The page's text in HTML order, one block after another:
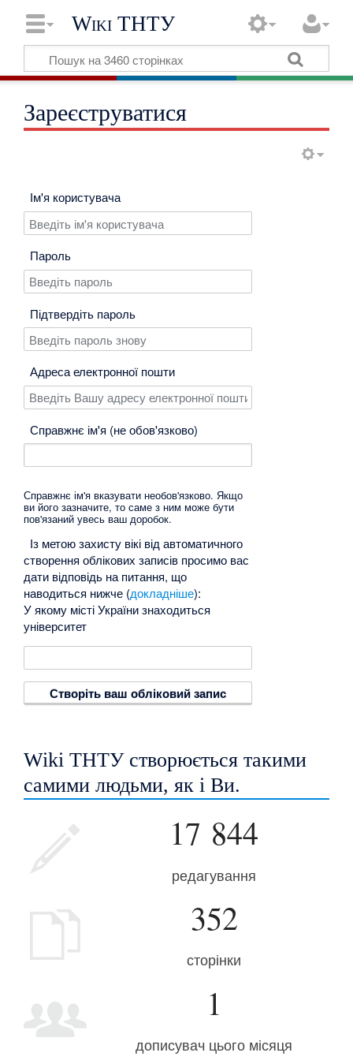
Wiki ТНТУ
Зареєструватися
Ім'я користувача
Пароль
Підтвердіть пароль
Адреса електронної пошти
Справжнє ім'я (не обов'язково)
Справжнє ім'я вказувати необов'язково. Якщо
ви його зазначите, то саме з ним може бути
пов'язаний увесь ваш доробок.
Із метою захисту вікі від автоматичного
створення облікових записів просимо вас
дати відповідь на питання, що
наводиться нижче (докладніше):
У якому місті України знаходиться
університет
Створіть ваш обліковий запис
Wiki ТНТУ створюється такими
самими людьми, як і Ви.
17 844
редагування
352
сторінки
1
дописувач цього місяця